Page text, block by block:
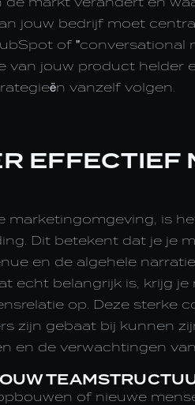
jouw bedrijf moet
of "conversational
van jouw product helder
vanzelf volgen.
EFFECTIEF
marketingomgeving, is
Dit betekent dat je je
en de algehele
echt belangrijk is, krijg
op. Deze sterke
zijn gebaat bij kunnen
en de verwachtingen
of nieuwe